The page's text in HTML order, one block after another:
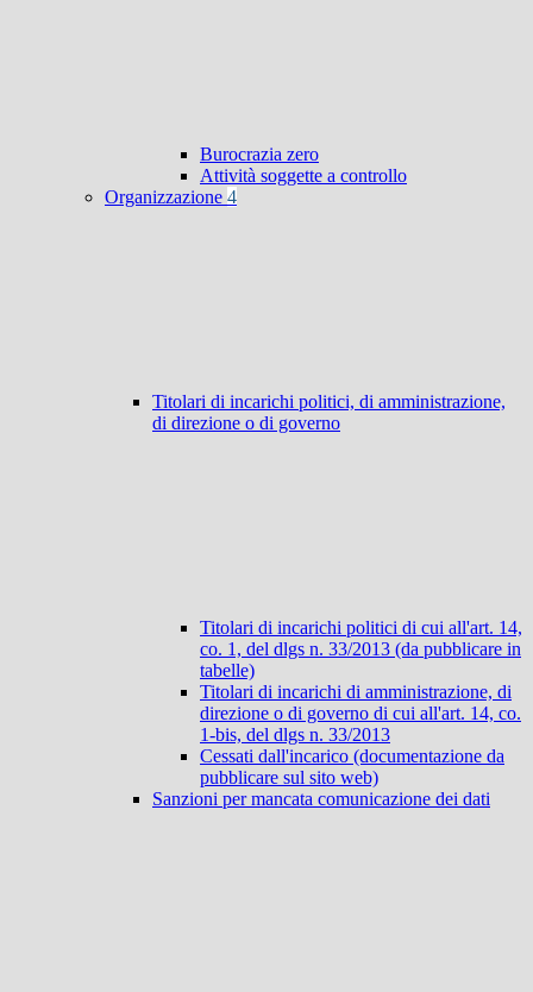
Burocrazia zero
Attività soggette a controllo
Organizzazione 4
Titolari di incarichi politici, di amministrazione,
di direzione o di governo
Titolari di incarichi politici di cui all'art. 14,
co. 1, del dlgs n. 33/2013 (da pubblicare in
tabelle)
Titolari di incarichi di amministrazione, di
direzione o di governo di cui all'art. 14, co.
1-bis, del dlgs n. 33/2013
Cessati dall'incarico (documentazione da
pubblicare sul sito web)
Sanzioni per mancata comunicazione dei dati